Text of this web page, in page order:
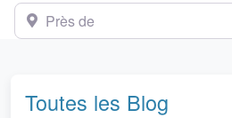
Près de
Toutes les Blog